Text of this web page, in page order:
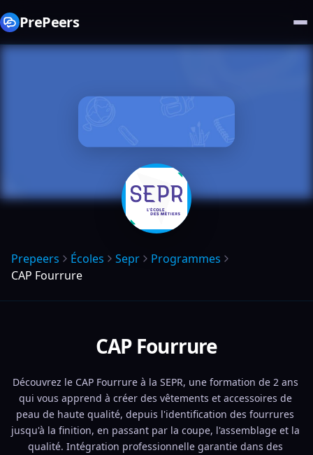
PrePeers
Prepeers Écoles Sepr
Programmes
CAP Fourrure
CAP Fourrure
Découvrez le CAP Fourrure à la SEPR, une formation de 2 ans
qui vous apprend à créer des vêtements et accessoires de
peau de haute qualité, depuis l'identification des fourrures
jusqu'à la finition, en passant par la coupe, l'assemblage et la
qualité. Intégration professionnelle garantie dans des